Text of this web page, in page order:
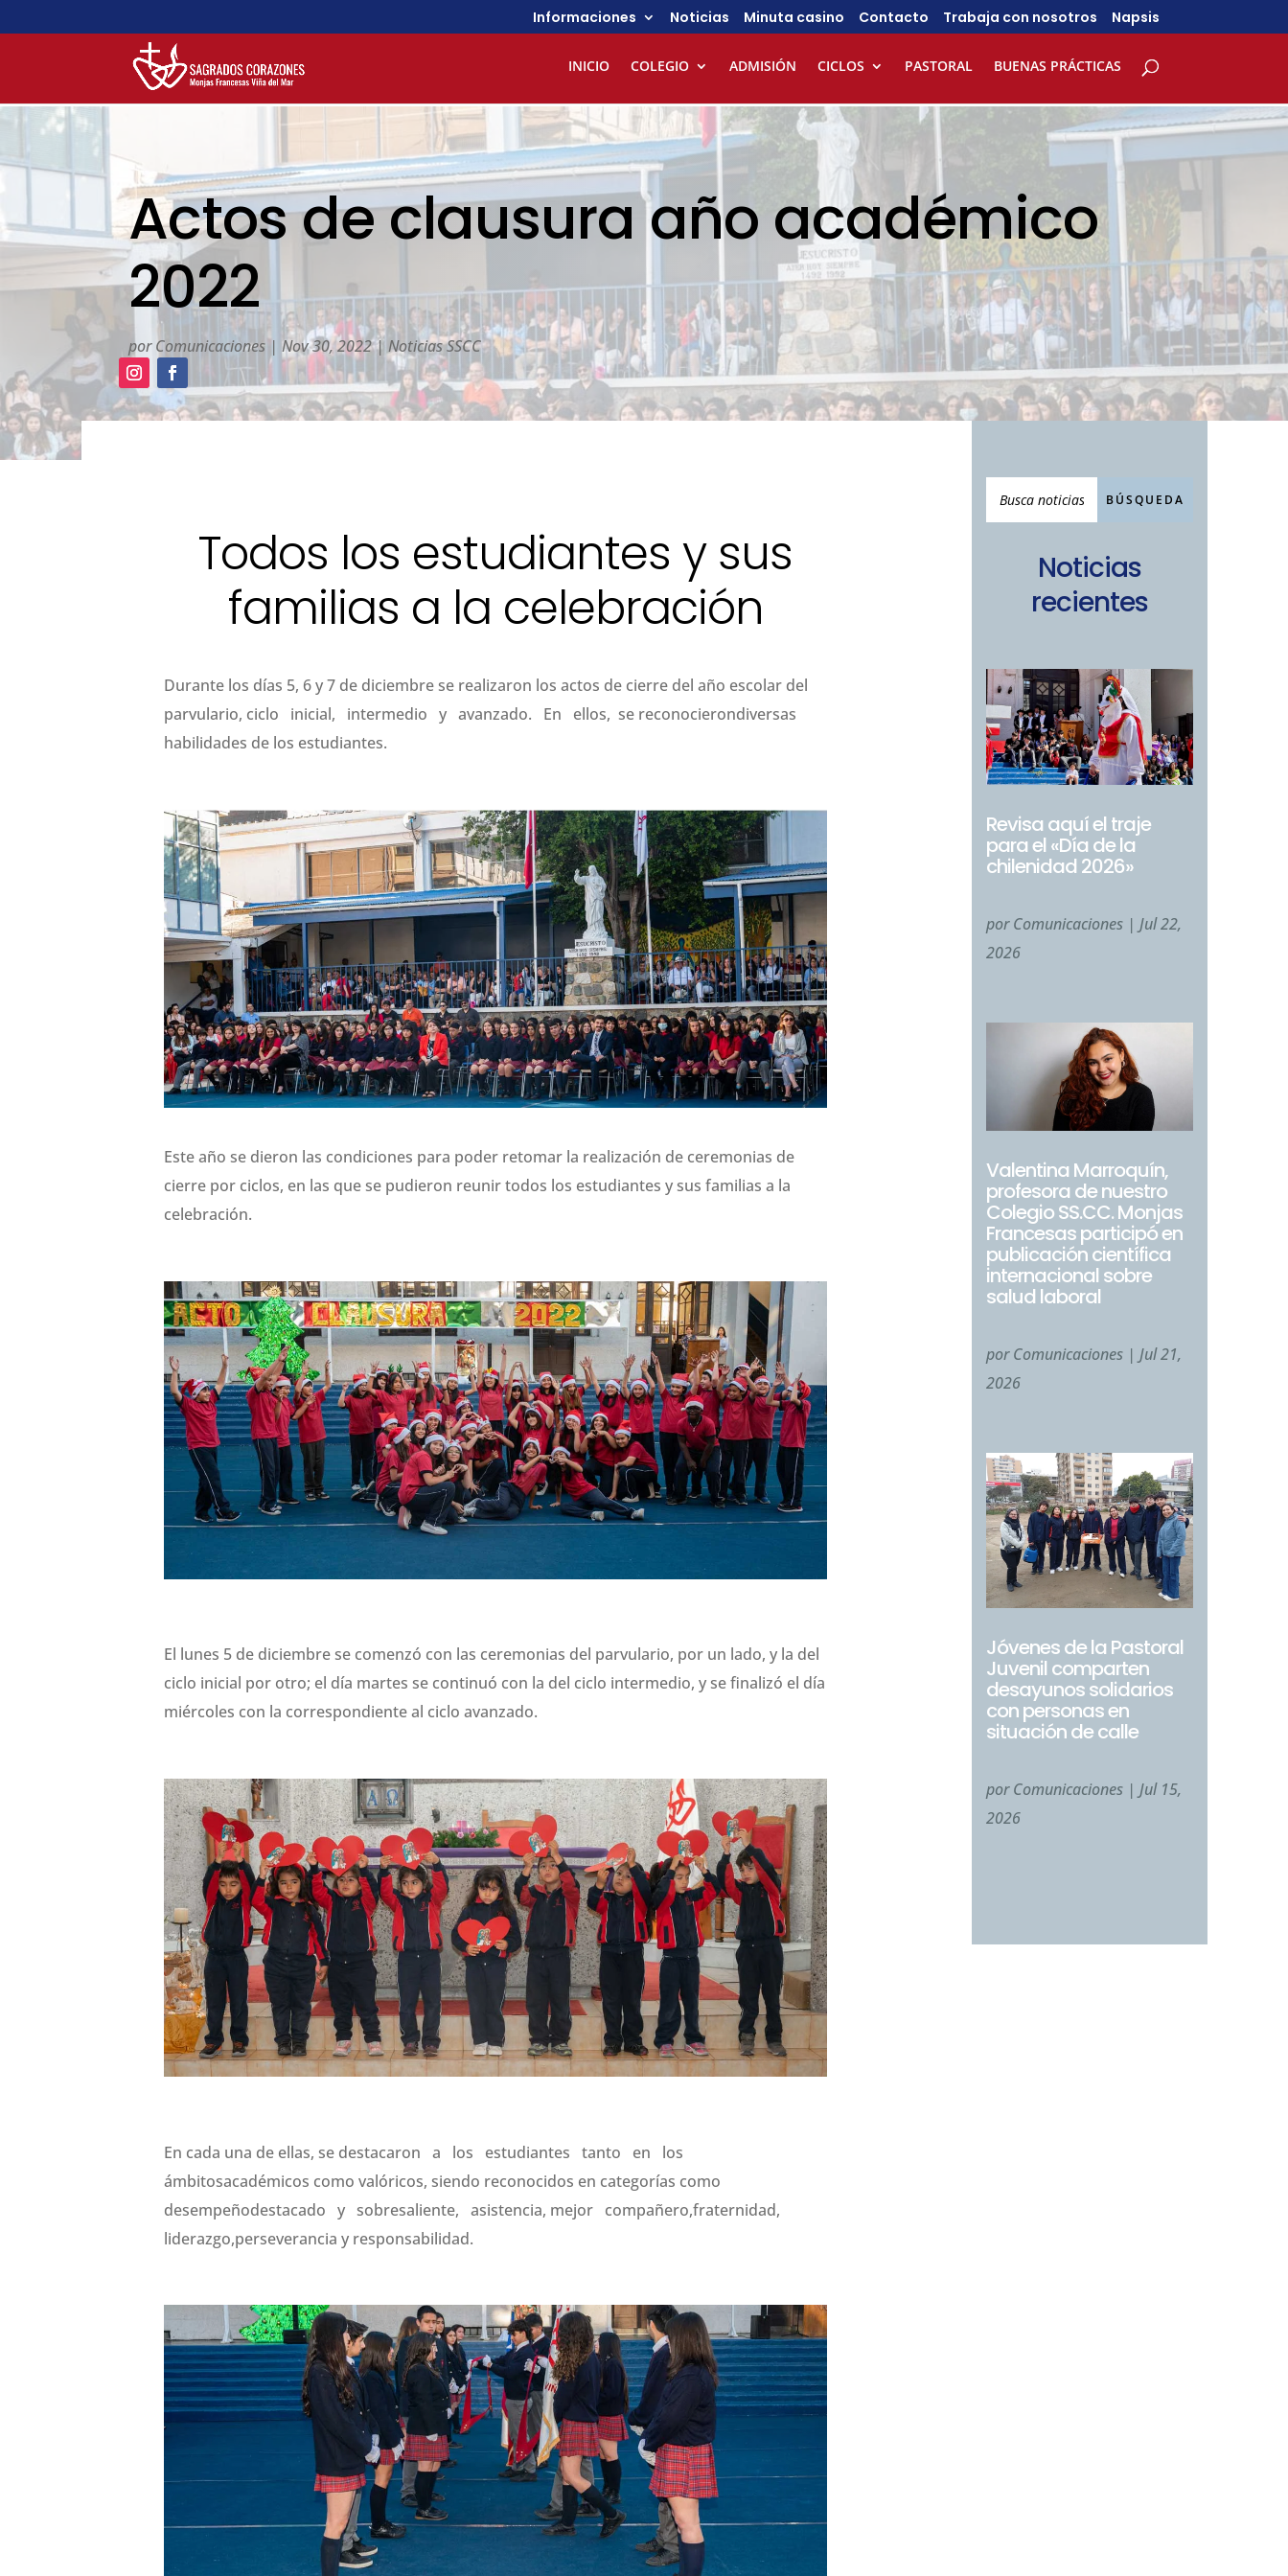
Informaciones Noticias Minuta casino Contacto Trabaja con nosotros Napsis
INICIO COLEGIO ADMISIÓN CICLOS PASTORAL BUENAS PRÁCTICAS
Actos de clausura año académico
2022
porComunicaciones|Nov 30, 2022|Noticias SSCC
Todos los estudiantes y sus
familias a la celebración
Durante los días 5, 6 y 7 de diciembre se realizaron los actos de cierre del año escolar del
parvulario, ciclo inicial, intermedio y avanzado. En ellos, se reconocierondiversas
habilidades de los estudiantes.
Este año se dieron las condiciones para poder retomar la realización de ceremonias de
cierre por ciclos, en las que se pudieron reunir todos los estudiantes y sus familias a la
celebración.
El lunes 5 de diciembre se comenzó con las ceremonias del parvulario, por un lado, y la del
ciclo inicial por otro; el día martes se continuó con la del ciclo intermedio, y se finalizó el día
miércoles con la correspondiente al ciclo avanzado.
En cada una de ellas, se destacaron a los estudiantes tanto en los
ámbitosacadémicos como valóricos, siendo reconocidos en categorías como
desempeñodestacado y sobresaliente, asistencia, mejor compañero,fraternidad,
liderazgo,perseverancia y responsabilidad.
Noticias
recientes
Revisa aquí el traje
para el «Día de la
chilenidad 2026»
porComunicaciones |Jul 22,
2026
Valentina Marroquín,
profesora de nuestro
Colegio SS.CC. Monjas
Francesas participó en
publicación científica
internacional sobre
salud laboral
porComunicaciones |Jul 21,
2026
Jóvenes de la Pastoral
Juvenil comparten
desayunos solidarios
con personas en
situación de calle
porComunicaciones |Jul 15,
2026